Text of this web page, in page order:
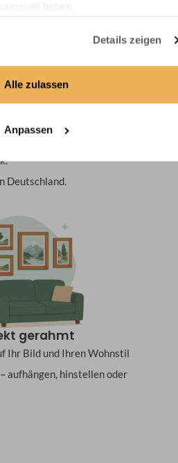
Details zeigen
Alle zulassen
Anpassen
Deutschland.
gerahmt
Ihr Bild und Ihren Wohnstil
aufhängen, hinstellen oder